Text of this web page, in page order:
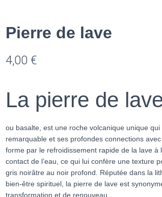
Pierre de lave
4,00 €
La pierre de
ou basalte, est une roche volcanique unique
remarquable et ses profondes connections
forme par le refroidissement rapide de la lave à
contact de l’eau, ce qui lui confère une texture
gris noirâtre au noir profond. Réputée dans la
bien-être spirituel, la pierre de lave est
transformation et de renouveau.